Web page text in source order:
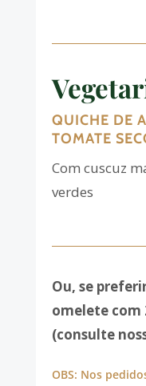
QUICHE DE
TOMATE
Com cuscuz
verdes
Ou, se
omelete com
(consulte
OBS: Nos